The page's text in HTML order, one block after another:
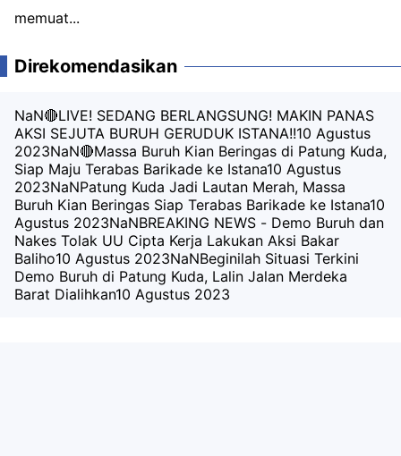
memuat...
Direkomendasikan
NaN🔴LIVE! SEDANG BERLANGSUNG! MAKIN PANAS
AKSI SEJUTA BURUH GERUDUK ISTANA!!10 Agustus
2023NaN🔴Massa Buruh Kian Beringas di Patung Kuda,
Siap Maju Terabas Barikade ke Istana10 Agustus
2023NaNPatung Kuda Jadi Lautan Merah, Massa
Buruh Kian Beringas Siap Terabas Barikade ke Istana10
Agustus 2023NaNBREAKING NEWS - Demo Buruh dan
Nakes Tolak UU Cipta Kerja Lakukan Aksi Bakar
Baliho10 Agustus 2023NaNBeginilah Situasi Terkini
Demo Buruh di Patung Kuda, Lalin Jalan Merdeka
Barat Dialihkan10 Agustus 2023